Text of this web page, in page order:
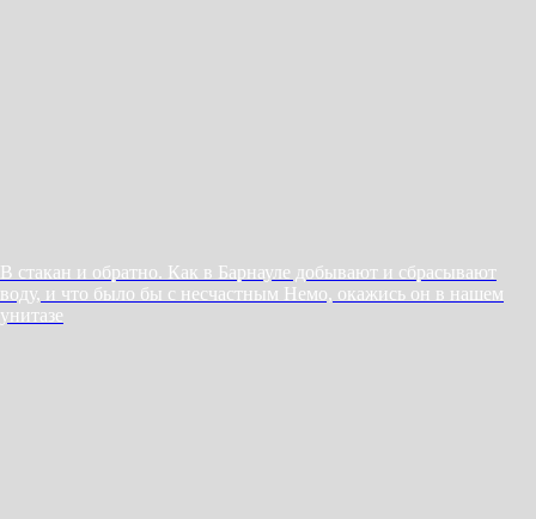
В стакан и обратно. Как в Барнауле добывают и сбрасывают
воду, и что было бы с несчастным Немо, окажись он в нашем
унитазе